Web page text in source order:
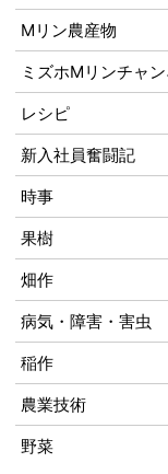
Mリン農産物
ミズホMリンチャ
レシピ
新入社員奮闘記
時事
果樹
畑作
病気・障害・害虫
稲作
農業技術
野菜